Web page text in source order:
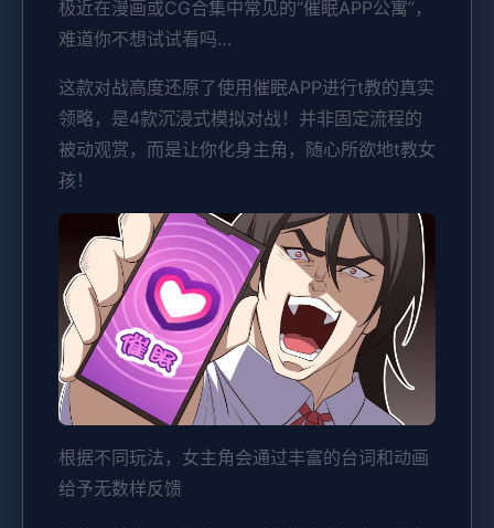
极近在漫画或CG合集中常见的“催眠APP公寓”，
难道你不想试试看吗…
这款对战高度还原了使用催眠APP进行t教的真实
领略，是4款沉浸式模拟对战！并非固定流程的
被动观赏，而是让你化身主角，随心所欲地t教女
孩！
根据不同玩法，女主角会通过丰富的台词和动画
给予无数样反馈